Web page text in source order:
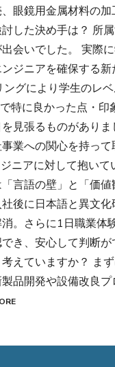
眼鏡用金属材料の
した決め手は？ 所
会いでした。 実際
ジニアを確保する
グにより学生のレ
特に良かった点・
見張るものがあり
業への関心を持っ
ニアに対して抱い
言語の壁」と「価
後に日本語と異文
。さらに1日職業体
き、安心して判断
えていますか？ ま
品開発や設備改良